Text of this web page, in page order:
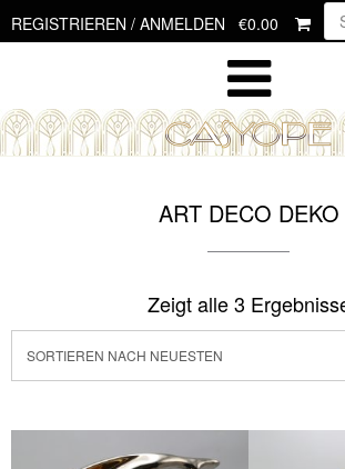
Skip
to
REGISTRIEREN / ANMELDEN €0.00
ART DECO DEKO
Zeigt alle 3